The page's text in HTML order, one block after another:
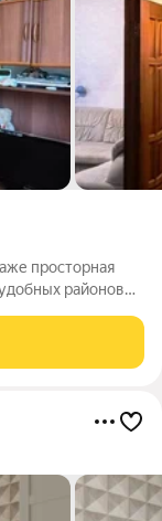
просторная
районов
раздельные,